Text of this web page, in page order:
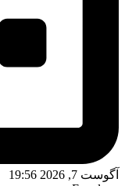
آگوست 7, 2026 19:56